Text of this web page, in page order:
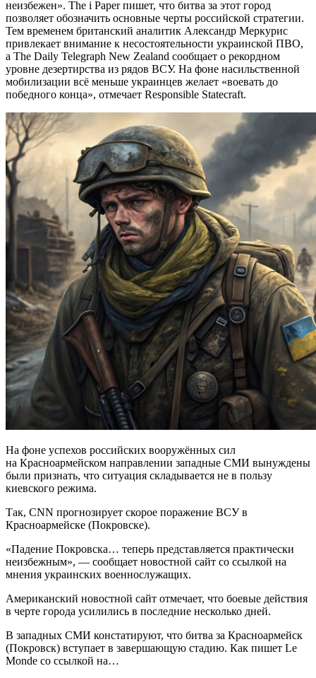
неизбежен». The i Paper пишет, что битва за этот город
позволяет обозначить основные черты российской стратегии.
Тем временем британский аналитик Александр Меркурис
привлекает внимание к несостоятельности украинской ПВО,
а The Daily Telegraph New Zealand сообщает о рекордном
уровне дезертирства из рядов ВСУ. На фоне насильственной
мобилизации всё меньше украинцев желает «воевать до
победного конца», отмечает Responsible Statecraft.
На фоне успехов российских вооружённых сил
на Красноармейском направлении западные СМИ вынуждены
были признать, что ситуация складывается не в пользу
киевского режима.
Так, CNN прогнозирует скорое поражение ВСУ в
Красноармейске (Покровске).
«Падение Покровска… теперь представляется практически
неизбежным», — сообщает новостной сайт со ссылкой на
мнения украинских военнослужащих.
Американский новостной сайт отмечает, что боевые действия
в черте города усилились в последние несколько дней.
В западных СМИ констатируют, что битва за Красноармейск
(Покровск) вступает в завершающую стадию. Как пишет Le
Monde со ссылкой на…